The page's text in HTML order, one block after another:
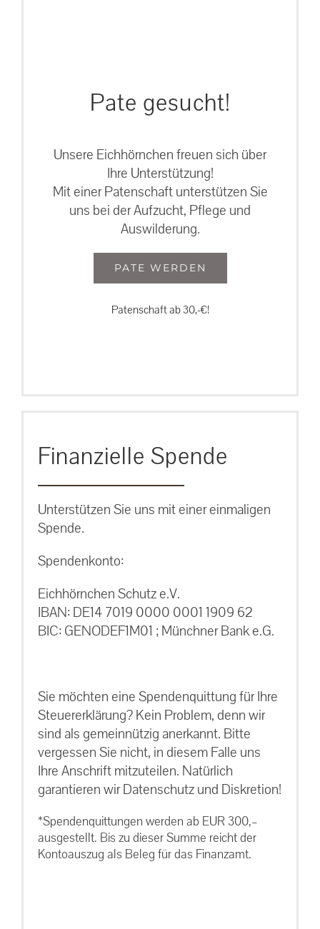
Pate gesucht!
Unsere Eichhörnchen freuen sich über
Ihre Unterstützung!
Mit einer Patenschaft unterstützen Sie
uns bei der Aufzucht, Pflege und
Auswilderung.
PATE WERDEN
Patenschaft ab 30,-€!
Finanzielle Spende
Unterstützen Sie uns mit einer einmaligen
Spende.
Spendenkonto:
Eichhörnchen Schutz e.V.
IBAN: DE14 7019 0000 0001 1909 62
BIC: GENODEF1M01 ; Münchner Bank e.G.
Sie möchten eine Spendenquittung für Ihre
Steuererklärung? Kein Problem, denn wir
sind als gemeinnützig anerkannt. Bitte
vergessen Sie nicht, in diesem Falle uns
Ihre Anschrift mitzuteilen. Natürlich
garantieren wir Datenschutz und Diskretion!
*Spendenquittungen werden ab EUR 300,–
ausgestellt. Bis zu dieser Summe reicht der
Kontoauszug als Beleg für das Finanzamt.